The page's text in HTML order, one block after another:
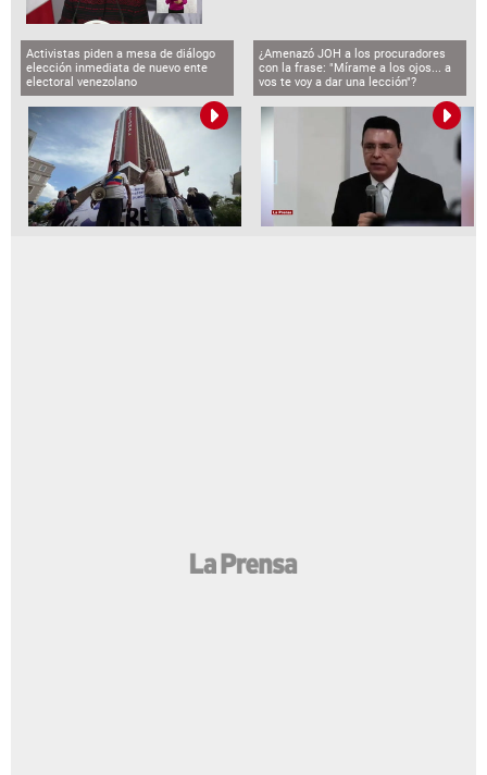
Activistas piden a mesa de diálogo
elección inmediata de nuevo ente
electoral venezolano
¿Amenazó JOH a los procuradores
con la frase: "Mírame a los ojos... a
vos te voy a dar una lección"?